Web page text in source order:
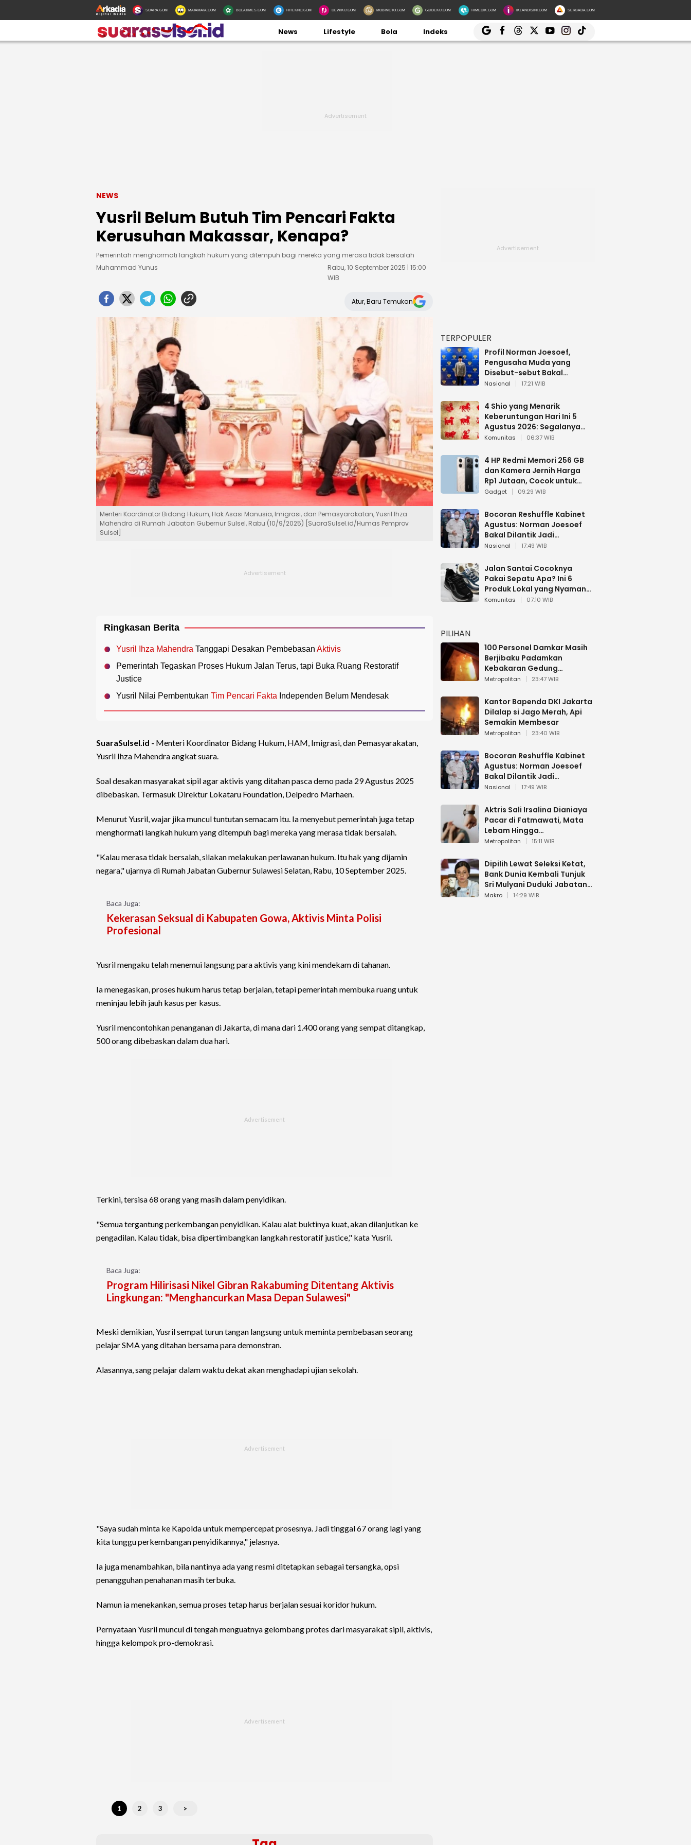
SUARA.COM MATAMATA.COM BOLATIMES.COM HITEKNO.COM DEWIKU.COM MOBIMOTO.COM GUIDEKU.COM HIMEDIK.COM IKLANDISINI.COM SERBADA.COM
News Lifestyle Bola Indeks
NEWS
Yusril Belum Butuh Tim Pencari Fakta
Kerusuhan Makassar, Kenapa?
Pemerintah menghormati langkah hukum yang ditempuh bagi mereka yang merasa tidak bersalah
Muhammad Yunus
Rabu, 10 September 2025 | 15:00
WIB
Atur, Baru Temukan
Menteri Koordinator Bidang Hukum, Hak Asasi Manusia, Imigrasi, dan Pemasyarakatan, Yusril Ihza
Mahendra di Rumah Jabatan Gubernur Sulsel, Rabu (10/9/2025) [SuaraSulsel.id/Humas Pemprov
Sulsel]
Ringkasan Berita
Yusril Ihza Mahendra Tanggapi Desakan Pembebasan Aktivis
Pemerintah Tegaskan Proses Hukum Jalan Terus, tapi Buka Ruang Restoratif
Justice
Yusril Nilai Pembentukan Tim Pencari Fakta Independen Belum Mendesak
SuaraSulsel.id - Menteri Koordinator Bidang Hukum, HAM, Imigrasi, dan Pemasyarakatan,
Yusril Ihza Mahendra angkat suara.
Soal desakan masyarakat sipil agar aktivis yang ditahan pasca demo pada 29 Agustus 2025
dibebaskan. Termasuk Direktur Lokataru Foundation, Delpedro Marhaen.
Menurut Yusril, wajar jika muncul tuntutan semacam itu. Ia menyebut pemerintah juga tetap
menghormati langkah hukum yang ditempuh bagi mereka yang merasa tidak bersalah.
"Kalau merasa tidak bersalah, silakan melakukan perlawanan hukum. Itu hak yang dijamin
negara," ujarnya di Rumah Jabatan Gubernur Sulawesi Selatan, Rabu, 10 September 2025.
Baca Juga:
Kekerasan Seksual di Kabupaten Gowa, Aktivis Minta Polisi
Profesional
Yusril mengaku telah menemui langsung para aktivis yang kini mendekam di tahanan.
Ia menegaskan, proses hukum harus tetap berjalan, tetapi pemerintah membuka ruang untuk
meninjau lebih jauh kasus per kasus.
Yusril mencontohkan penanganan di Jakarta, di mana dari 1.400 orang yang sempat ditangkap,
500 orang dibebaskan dalam dua hari.
Terkini, tersisa 68 orang yang masih dalam penyidikan.
"Semua tergantung perkembangan penyidikan. Kalau alat buktinya kuat, akan dilanjutkan ke
pengadilan. Kalau tidak, bisa dipertimbangkan langkah restoratif justice," kata Yusril.
Baca Juga:
Program Hilirisasi Nikel Gibran Rakabuming Ditentang Aktivis
Lingkungan: "Menghancurkan Masa Depan Sulawesi"
Meski demikian, Yusril sempat turun tangan langsung untuk meminta pembebasan seorang
pelajar SMA yang ditahan bersama para demonstran.
Alasannya, sang pelajar dalam waktu dekat akan menghadapi ujian sekolah.
"Saya sudah minta ke Kapolda untuk mempercepat prosesnya. Jadi tinggal 67 orang lagi yang
kita tunggu perkembangan penyidikannya," jelasnya.
Ia juga menambahkan, bila nantinya ada yang resmi ditetapkan sebagai tersangka, opsi
penangguhan penahanan masih terbuka.
Namun ia menekankan, semua proses tetap harus berjalan sesuai koridor hukum.
Pernyataan Yusril muncul di tengah menguatnya gelombang protes dari masyarakat sipil, aktivis,
hingga kelompok pro-demokrasi.
1 2 3 >
TERPOPULER
Profil Norman Joesoef,
Pengusaha Muda yang
Disebut-sebut Bakal
Dilantik Jadi Wamenhan RI
Nasional 17:21 WIB
4 Shio yang Menarik
Keberuntungan Hari Ini 5
Agustus 2026: Segalanya
Berjalan Lancar
Komunitas 06:37 WIB
4 HP Redmi Memori 256 GB
dan Kamera Jernih Harga
Rp1 Jutaan, Cocok untuk
Multitasking
Gadget 09:29 WIB
Bocoran Reshuffle Kabinet
Agustus: Norman Joesoef
Bakal Dilantik Jadi
Wamenhan RI
Nasional 17:49 WIB
Jalan Santai Cocoknya
Pakai Sepatu Apa? Ini 6
Produk Lokal yang Nyaman
Buat 17 Agustusan
Komunitas 07:10 WIB
PILIHAN
100 Personel Damkar Masih
Berjibaku Padamkan
Kebakaran Gedung
Bapenda DKI
Metropolitan 23:47 WIB
Kantor Bapenda DKI Jakarta
Dilalap si Jago Merah, Api
Semakin Membesar
Metropolitan 23:40 WIB
Bocoran Reshuffle Kabinet
Agustus: Norman Joesoef
Bakal Dilantik Jadi
Wamenhan RI
Nasional 17:49 WIB
Aktris Sali Irsalina Dianiaya
Pacar di Fatmawati, Mata
Lebam Hingga
Diselamatkan Polantas
Metropolitan 15:11 WIB
Dipilih Lewat Seleksi Ketat,
Bank Dunia Kembali Tunjuk
Sri Mulyani Duduki Jabatan
Strategis
Makro 14:29 WIB